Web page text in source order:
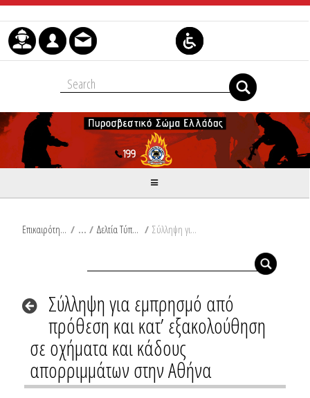
Skip to Content
Επικαιρότητα / Δελτία Τύπου / Σύλληψη για εμπρησμό από πρόθεση και κατ’ εξακολούθηση σε οχήματα και κάδους απορριμμάτων στην Αθήνα
Σύλληψη για εμπρησμό από
πρόθεση και κατ’ εξακολούθηση
σε οχήματα και κάδους
απορριμμάτων στην Αθήνα